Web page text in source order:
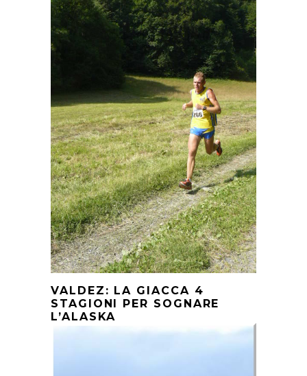
VALDEZ: LA GIACCA 4
STAGIONI PER SOGNARE
L’ALASKA